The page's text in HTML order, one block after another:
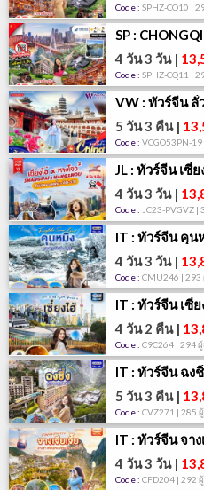
Code : SPHZ-CQ10 |
SP :
4 วัน 3 วัน|
Code : SPHZ-CQ11 |
VW : ทัวร์จีน ลั่
5 วัน 3 คืน|
Code : VCGO53PN-
JL : ทัวร์จีน เซี่
4 วัน 3 วัน|
Code : JC23-PVGVZ |
IT : ทัวร์จีน คุน
4 วัน 3 วัน|
Code : CMU246 | 293
IT : ทัวร์จีน เซี่
4 วัน 2 คืน|
Code : C9C264 | 294
IT : ทัวร์จีน ฉง
5 วัน 3 คืน|
Code : CVZ271 | 285
IT : ทัวร์จีน จาง
4 วัน 3 วัน|
Code : CFD204 | 292